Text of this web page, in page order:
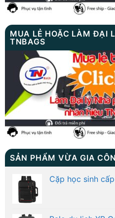
MUA LẺ HOẶC LÀM ĐẠI
TNBAGS
SẢN PHẨM VỪA GIA
Cặp học sinh